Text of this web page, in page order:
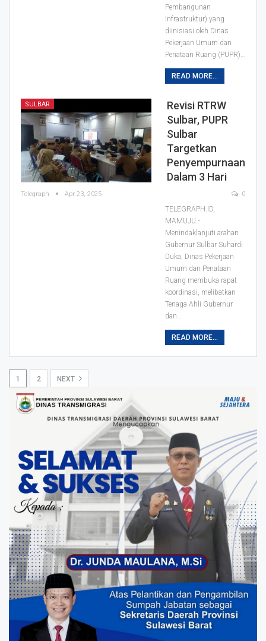
Pembangunan
Infrastruktur) yang
diinisiasi oleh Dinas
Pekerjaan Umum dan
Penataan Ruang (PUPR)…
READ MORE...
SULBAR
Revisi RTRW
Sulbar, PUPR
Sulbar
Targetkan
Penyempurnaan
Dalam 3 Hari
Telegraph Apr 23, 2025 0
TELEGRAPH.ID,
MAMUJU -
Menindaklanjuti arahan
Gubernur Sulbar Suhardi
Duka, Dinas Pekerjaan
Umum dan Penataan
Ruang membuka rapat
koordinasi, melibatkan
Tenaga Ahli Gubernur
dan…
READ MORE...
1 2 NEXT